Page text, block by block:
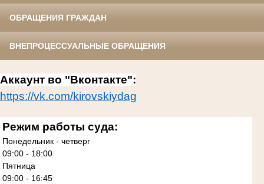
ОБРАЩЕНИЯ ГРАЖДАН
ВНЕПРОЦЕССУАЛЬНЫЕ ОБРАЩЕНИЯ
Аккаунт во "Вконтакте":
https://vk.com/kirovskiydag
Режим работы суда:
Понедельник - четверг
09:00 - 18:00
Пятница
09:00 - 16:45